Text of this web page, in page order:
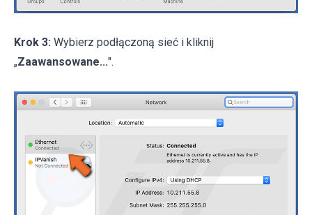
Krok 3: Wybierz podłączoną sieć i kliknij
„Zaawansowane...".